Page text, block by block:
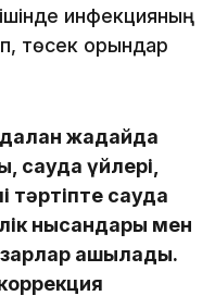
инфекцияның
төсек орындар
жағдайда
сауда үйлері,
тәртіпте сауда
нысандары мен
ашылады.